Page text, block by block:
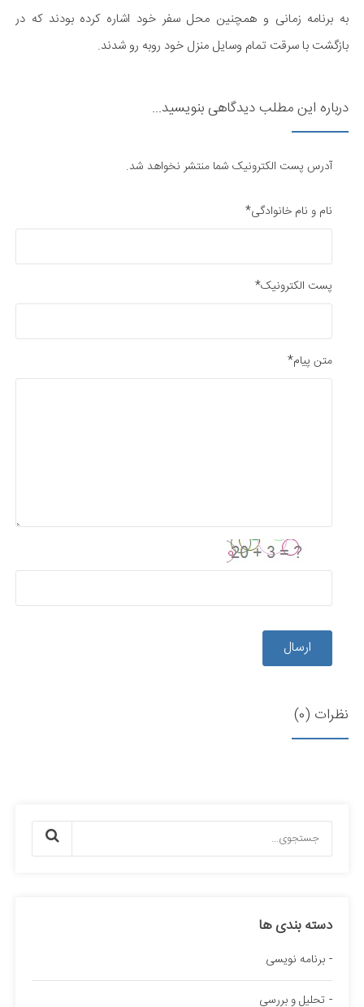
به برنامه زمانی و همچنین محل سفر خود اشاره کرده بودند که در
بازگشت با سرقت تمام وسایل منزل خود روبه رو شدند.
درباره این مطلب دیدگاهی بنویسید...
آدرس پست الکترونیک شما منتشر نخواهد شد.
نام و نام خانوادگی*
پست الکترونیک*
متن پیام*
ارسال
نظرات (0)
دسته بندی ها
برنامه نویسی
تحلیل و بررسی